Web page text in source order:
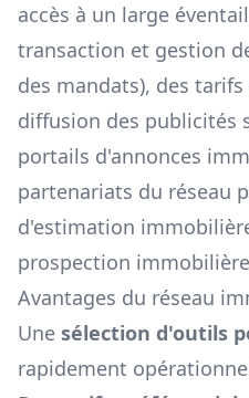
accès à un large
transaction et gestion
des mandats), des
diffusion des publicités
portails d'annonces
partenariats du réseau
d'estimation
prospection
Avantages du réseau
Une sélection d'outils
rapidement